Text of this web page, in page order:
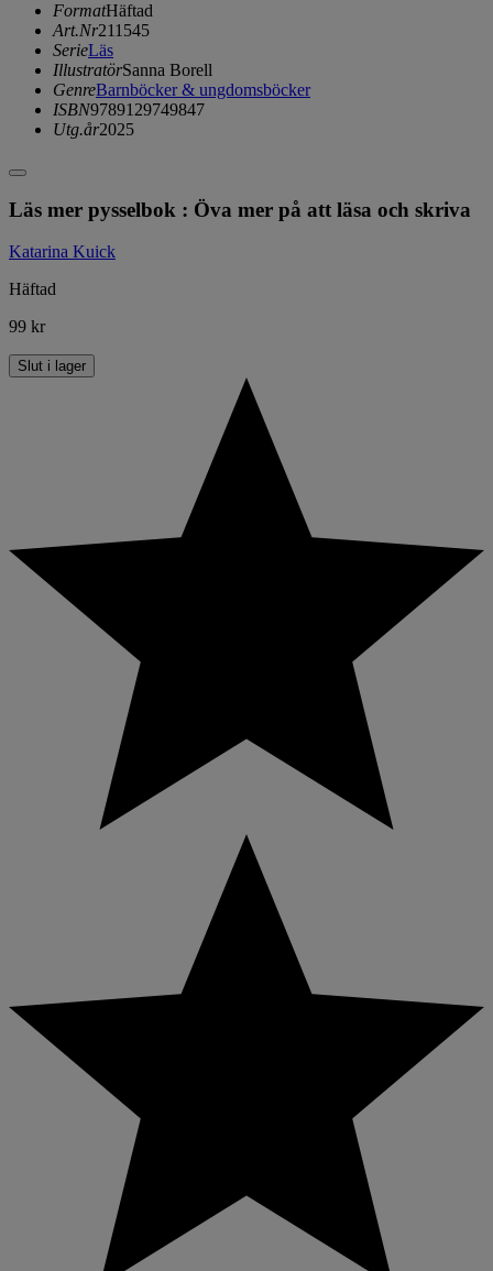
FormatHäftad
Art.Nr211545
SerieLäs
IllustratörSanna Borell
GenreBarnböcker & ungdomsböcker
ISBN9789129749847
Utg.år2025
Läs mer pysselbok : Öva mer på att läsa och skriva
Katarina Kuick
Häftad
99 kr
Slut i lager